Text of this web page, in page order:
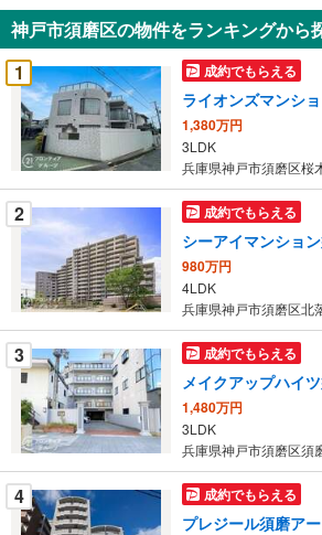
知
を
受
け
取
る
・
件
を
イ
ペ
ー
ジ
に
保
存
す
る
神戸市須磨区の物件をランキングから
1
成約でもらえる
ライオンズマンシ
1,380万円
3LDK
兵庫県神戸市須磨区桜
2 成約でもらえる
シーアイマンショ
980万円
4LDK
兵庫県神戸市須磨区北
3 成約でもらえる
メイクアップハイ
1,480万円
3LDK
兵庫県神戸市須磨区須
4 成約でもらえる
プレジール須磨ア